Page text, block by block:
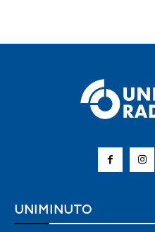
UNIMINUTO